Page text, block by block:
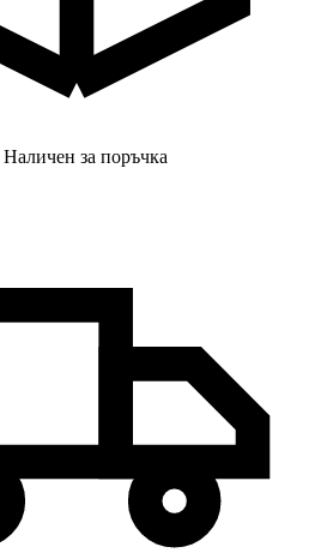
Наличен за поръчка